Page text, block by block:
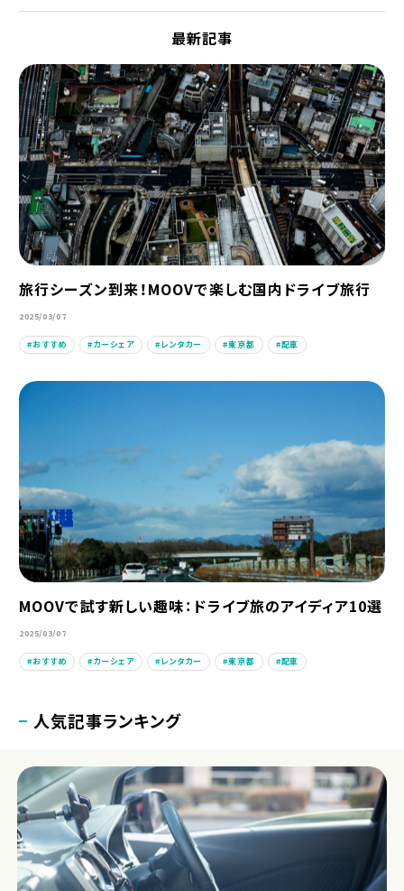
最新記事
旅行シーズン到来！MOOVで楽しむ国内ドライブ旅行
2025/03/07
おすすめ カーシェア レンタカー 東京都 配車
MOOVで試す新しい趣味：ドライブ旅のアイディア10選
2025/03/07
おすすめ カーシェア レンタカー 東京都 配車
人気記事ランキング